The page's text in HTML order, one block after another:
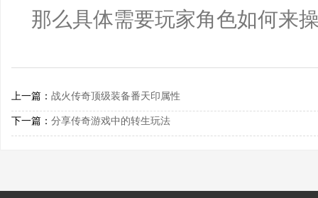
那么具体需要玩家角色如何来
上一篇： 战火传奇顶级装备番天印属性
下一篇： 分享传奇游戏中的转生玩法